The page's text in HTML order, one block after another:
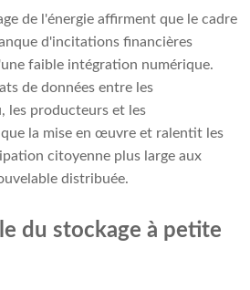
de l'énergie affirment que le cadre
d'incitations financières
faible intégration numérique.
de données entre les
les producteurs et les
la mise en œuvre et ralentit les
citoyenne plus large aux
distribuée.
du stockage à petite